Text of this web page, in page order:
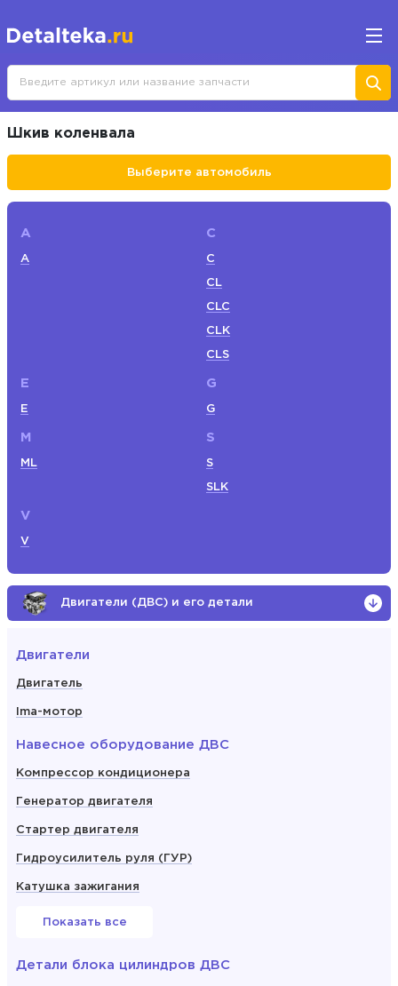
Шкив коленвала
Выберите автомобиль
A
A
C
C
CL
CLC
CLK
CLS
E
E
G
G
M
ML
S
S
SLK
V
V
Двигатели (ДВС) и его детали
Двигатели
Двигатель
Ima-мотор
Навесное оборудование ДВС
Компрессор кондиционера
Генератор двигателя
Стартер двигателя
Гидроусилитель руля (ГУР)
Катушка зажигания
Показать все
Детали блока цилиндров ДВС